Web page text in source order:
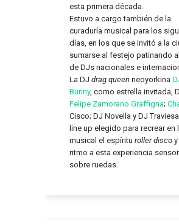
esta primera década.
Estuvo a cargo también de la
curaduría musical para los
días, en los que se invitó a la
sumarse al festejo patinando
de DJs nacionales e
La DJ drag queen neoyorkina
Bunny, como estrella invitada,
Felipe Zamorano Graffigna;
Cisco; DJ Novella y DJ
line up elegido para recrear en
musical el espíritu roller disco
ritmo a esta experiencia
sobre ruedas.